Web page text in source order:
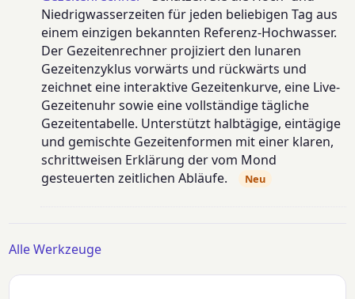
Niedrigwasserzeiten für jeden beliebigen Tag aus
einem einzigen bekannten Referenz-Hochwasser.
Der Gezeitenrechner projiziert den lunaren
Gezeitenzyklus vorwärts und rückwärts und
zeichnet eine interaktive Gezeitenkurve, eine Live-
Gezeitenuhr sowie eine vollständige tägliche
Gezeitentabelle. Unterstützt halbtägige, eintägige
und gemischte Gezeitenformen mit einer klaren,
schrittweisen Erklärung der vom Mond
gesteuerten zeitlichen Abläufe.
Neu
Alle Werkzeuge